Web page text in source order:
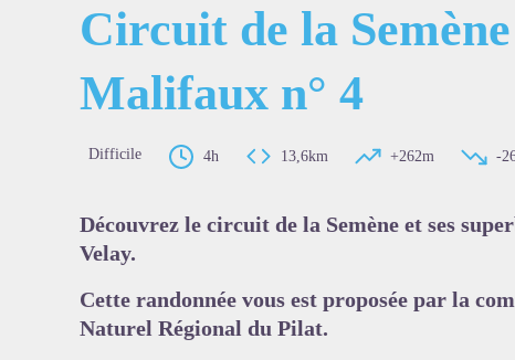
Circuit de la
Malifaux n° 4
Difficile 4h 13,6km +262m -
Découvrez le circuit de la Semène et ses
Velay.
Cette randonnée vous est proposée par la
Naturel Régional du Pilat.